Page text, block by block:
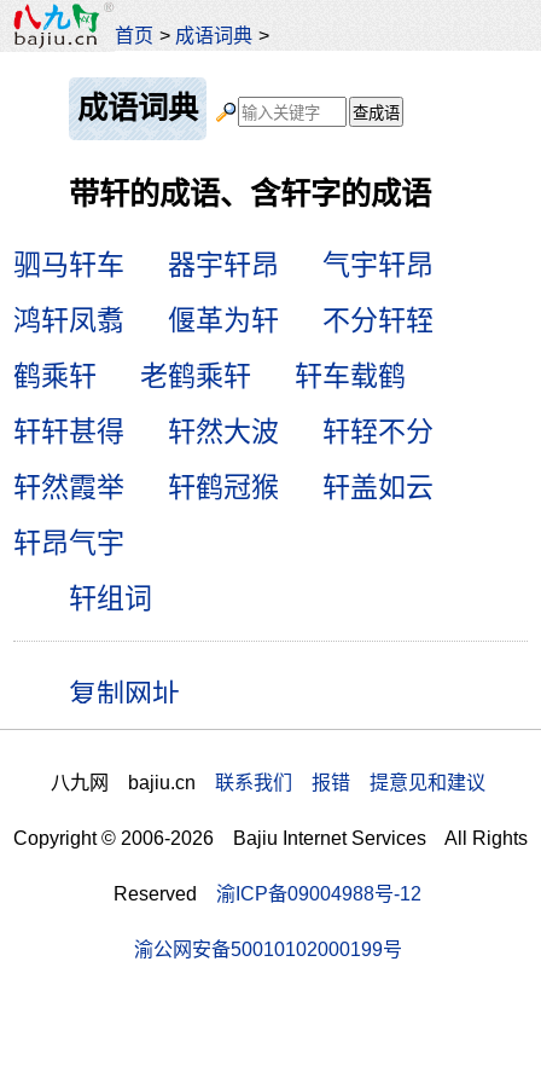
首页 > 成语词典 >
成语词典
带轩的成语、含轩字的成语
驷马轩车 器宇轩昂
气宇轩昂
鸿轩凤翥
偃革为轩
不分轩轾
鹤乘轩
老鹤乘轩
轩车载鹤
轩轩甚得
轩然大波
轩轾不分
轩然霞举
轩鹤冠猴
轩盖如云
轩昂气宇
轩组词
八九网 bajiu.cn 联系我们 报错 提意见和建议
Copyright © 2006-2026 Bajiu Internet Services All Rights
Reserved 渝ICP备09004988号-12
渝公网安备50010102000199号